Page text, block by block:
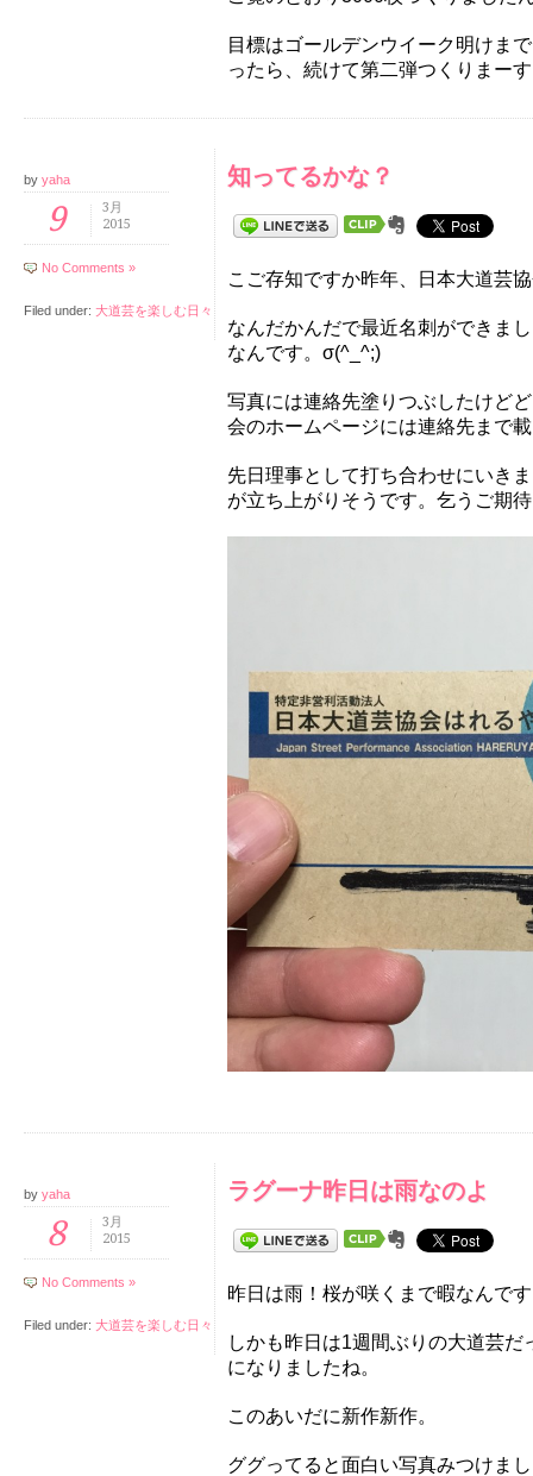
目標はゴールデンウイーク明けま
ったら、続けて第二弾つくりまー
by yaha
9
3月
2015
No Comments »
Filed under: 大道芸を楽しむ日々
知ってるかな？
こご存知ですか昨年、日本大道芸
なんだかんだで最近名刺ができま
なんです。σ(^_^;)
写真には連絡先塗りつぶしたけど
会のホームページには連絡先まで
先日理事として打ち合わせにいき
が立ち上がりそうです。乞うご期
by yaha
8
3月
2015
No Comments »
Filed under: 大道芸を楽しむ日々
ラグーナ昨日は雨なのよ
昨日は雨！桜が咲くまで暇なんで
しかも昨日は1週間ぶりの 大道芸
になりましたね。
このあいだに新作新作。
ググってると面白い写真みつけま